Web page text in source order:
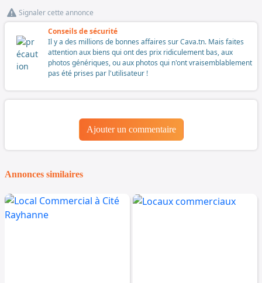
Signaler cette annonce
Conseils de sécurité
Il y a des millions de bonnes affaires sur Cava.tn. Mais faites
attention aux biens qui ont des prix ridiculement bas, aux
photos génériques, ou aux photos qui n'ont vraisemblablement
pas été prises par l'utilisateur !
Ajouter un commentaire
Annonces similaires